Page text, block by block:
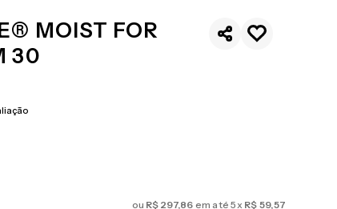
MOIST FOR
30
ou R$ 297,86 em até5x R$ 59,57